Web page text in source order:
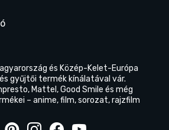
és Közép-Kelet-Európa
gyűjtői termék kínálatával vár.
Mattel, Good Smile és még
– anime, film, sorozat, rajzfilm